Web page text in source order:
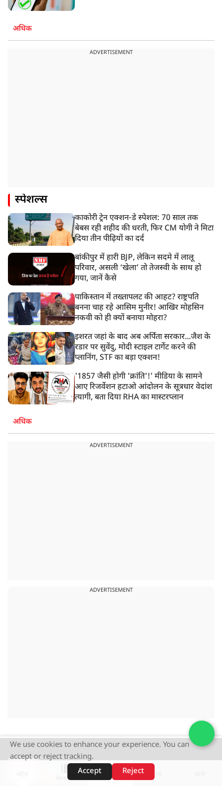
अधिक
ADVERTISEMENT
स्पेशल्स
काकोरी ट्रेन एक्शन-डे स्पेशल: 70 साल तक
बेबस रही शहीद की धरती, फिर CM योगी ने मिटा
दिया तीन पीढ़ियों का दर्द
बांकीपुर में हारी BJP, लेकिन सदमे में लालू
परिवार, असली ‘खेला’ तो तेजस्वी के साथ हो
गया, जानें कैसे
पाकिस्तान में तख्तापलट की आहट? राष्ट्रपति
बनना चाह रहे आसिम मुनीर! आखिर मोहसिन
नकवी को ही क्यों बनाया मोहरा?
इशरत जहां के बाद अब अर्पिता सरकार...जैश के
रडार पर सुवेंदु, मोदी स्टाइल टार्गेट करने की
प्लानिंग, STF का बड़ा एक्शन!
'1857 जैसी होगी 'क्रांति'!' मीडिया के सामने
आए रिजर्वेशन हटाओ आंदोलन के सूत्रधार वेदांश
त्यागी, बता दिया RHA का मास्टरप्लान
अधिक
ADVERTISEMENT
ADVERTISEMENT
वेब स्टोरीज़
We use cookies to enhance your experience. You can
accept or reject tracking.
Accept
Reject